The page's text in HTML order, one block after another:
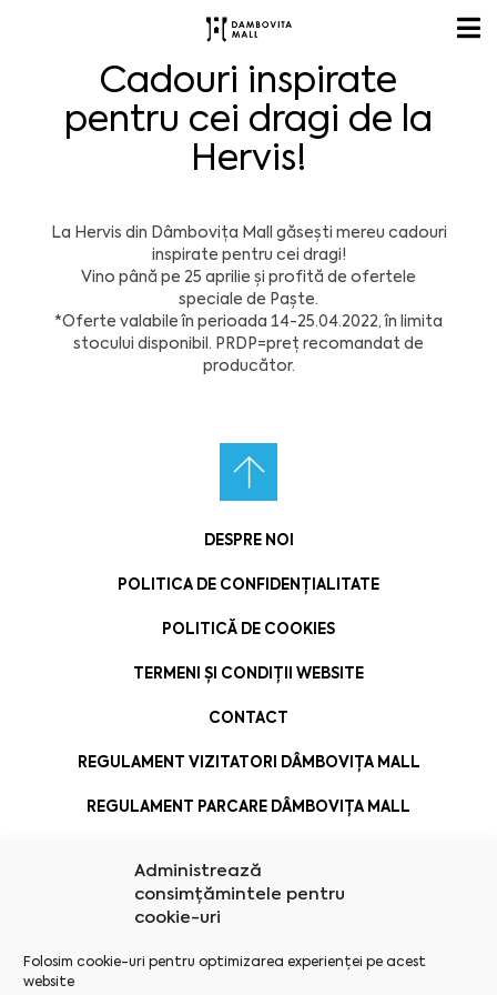
Administrează
consimțămintele pentru
cookie-uri
Folosim cookie-uri pentru optimizarea experienței pe acest
website
Cadouri inspirate
pentru cei dragi de la
Hervis!
La Hervis din Dâmbovița Mall găsești mereu cadouri
inspirate pentru cei dragi!
Vino până pe 25 aprilie și profită de ofertele
speciale de Paște.
*Oferte valabile în perioada 14-25.04.2022, în limita
stocului disponibil. PRDP=preț recomandat de
producător.
DESPRE NOI
POLITICA DE CONFIDENȚIALITATE
POLITICĂ DE COOKIES
TERMENI ȘI CONDIȚII WEBSITE
CONTACT
REGULAMENT VIZITATORI DÂMBOVIȚA MALL
REGULAMENT PARCARE DÂMBOVIȚA MALL